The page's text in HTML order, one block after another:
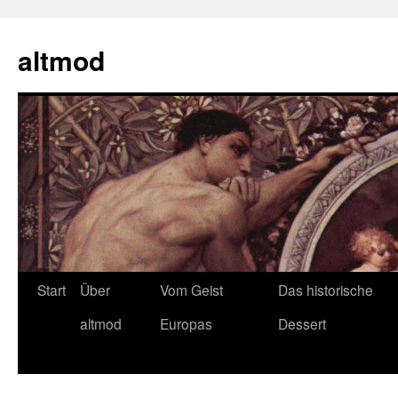
springen
altmod
Start
Über
altmod
Vom Geist
Europas
Das historische
Dessert